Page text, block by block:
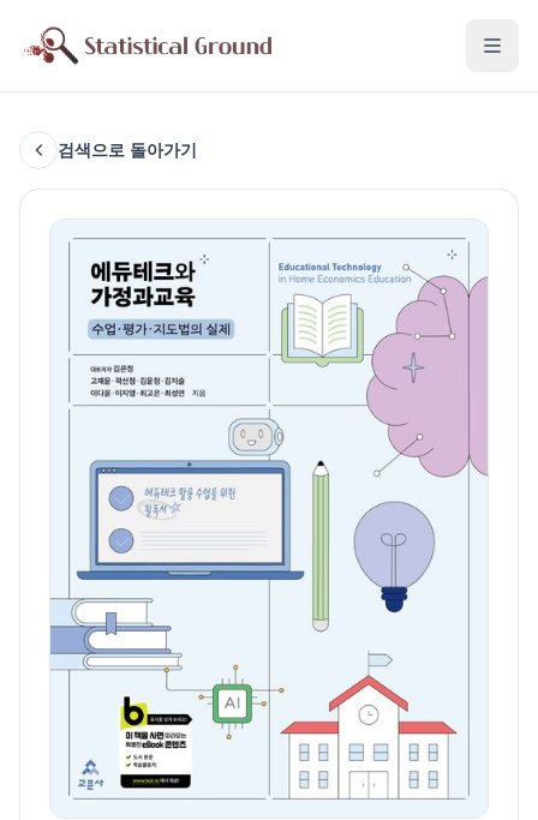
검색으로 돌아가기